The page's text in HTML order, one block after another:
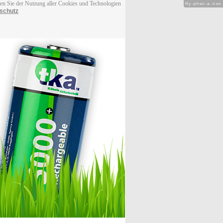
Sie der Nutzung aller Cookies und Technologien
Hy-phen-a-tion